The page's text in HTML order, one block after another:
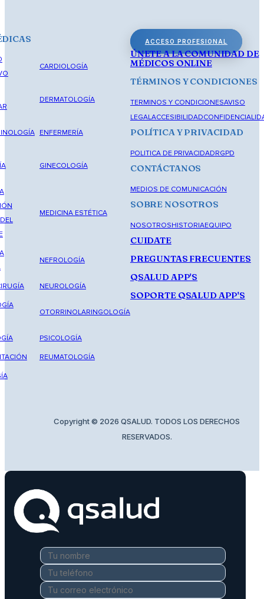
CARDIOLOGÍA
DERMATOLOGÍA
ENFERMERÍA
GINECOLOGÍA
MEDICINA ESTÉTICA
NEFROLOGÍA
NEUROLOGÍA
OTORRINOLARINGOLOGÍA
PSICOLOGÍA
REUMATOLOGÍA
ACCESO PROFESIONAL
ÚNETE A LA COMUNIDAD DE
MÉDICOS ONLINE
TÉRMINOS Y CONDICIONES
TERMINOS Y CONDICIONESAVISO
LEGALACCESIBILIDAD
POLÍTICA Y PRIVACIDAD
POLITICA DE PRIVACIDADRGPD
CONTÁCTANOS
MEDIOS DE COMUNICACIÓN
SOBRE NOSOTROS
NOSOTROSHISTORIAEQUIPO
CUIDATE
PREGUNTAS FRECUENTES
QSALUD APP'S
SOPORTE QSALUD APP'S
Copyright © 2026 QSALUD. TODOS LOS DERECHOS
RESERVADOS.